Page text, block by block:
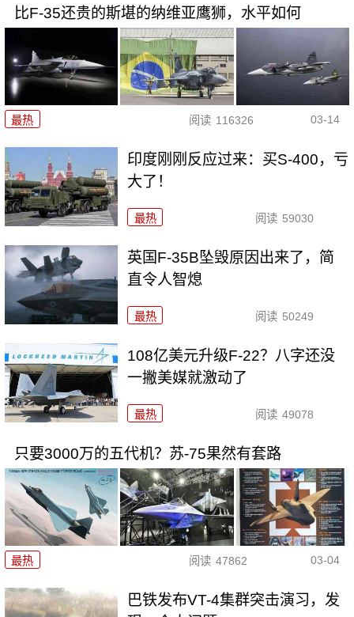
比F-35还贵的斯堪的纳维亚鹰狮，水平如何
最热 阅读 116326 03-14
印度刚刚反应过来：买S-400，亏
大了！
最热 阅读 59030
英国F-35B坠毁原因出来了，简
直令人智熄
最热 阅读 50249
108亿美元升级F-22？八字还没
一撇美媒就激动了
最热 阅读 49078
只要3000万的五代机？苏-75果然有套路
最热 阅读 47862 03-04
巴铁发布VT-4集群突击演习，发